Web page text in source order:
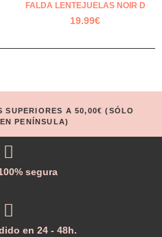
FALDA LENTEJUELAS NOIR D
19.99€
SUPERIORES A 50,00€ (SÓLO
PENÍNSULA)
segura
en 24 - 48h.